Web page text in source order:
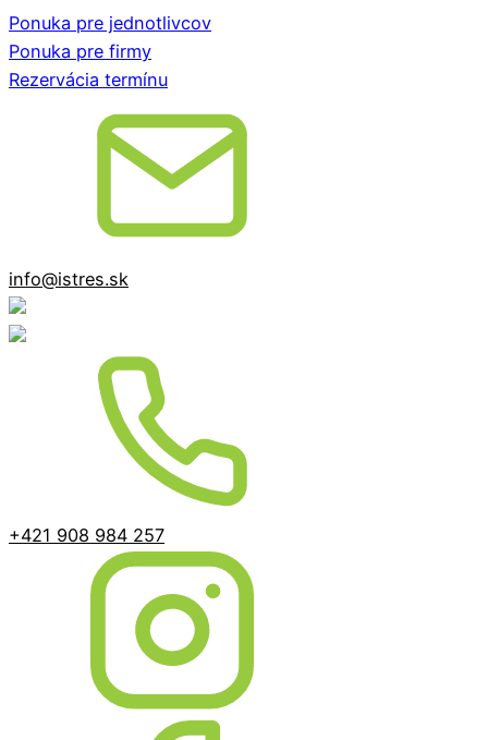
Ponuka pre jednotlivcov
Ponuka pre firmy
Rezervácia termínu
info@istres.sk
+421 908 984 257